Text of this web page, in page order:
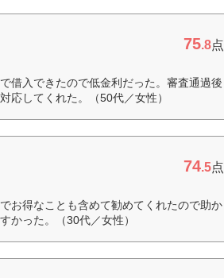
75.8点
借入できたので低金利だった。審査通過後
応してくれた。（50代／女性）
74.5点
お得なことも含めて勧めてくれたので助か
かった。（30代／女性）